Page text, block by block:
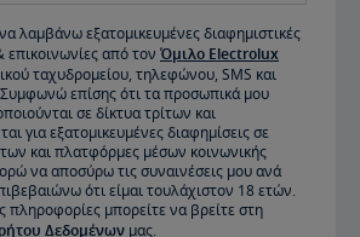
λαμβάνω εξατομικευμένες διαφημιστικές
επικοινωνίες από τον Όμιλο Electrolux
ταχυδρομείου, τηλεφώνου, SMS και
επίσης ότι τα προσωπικά μου
σε δίκτυα τρίτων και
για εξατομικευμένες διαφημίσεις σε
και πλατφόρμες μέσων κοινωνικής
να αποσύρω τις συναινέσεις μου ανά
ότι είμαι τουλάχιστον 18 ετών.
πληροφορίες μπορείτε να βρείτε στη
Δεδομένων μας.